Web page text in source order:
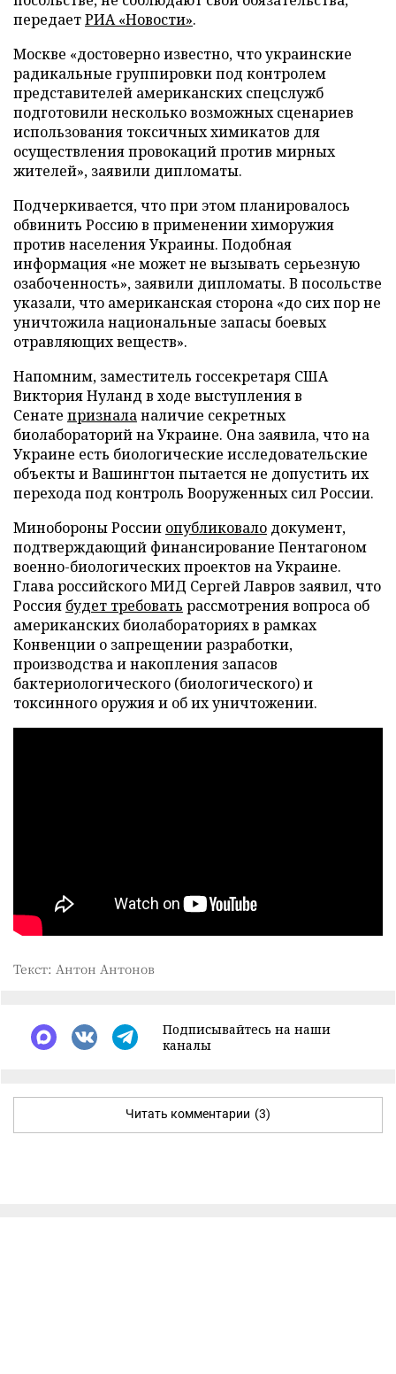
передаетРИА «Новости».
Москве «достоверно известно, что украинские
радикальные группировки под контролем
представителей американских спецслужб
подготовили несколько возможных сценариев
использования токсичных химикатов для
осуществления провокаций против мирных
жителей», заявили дипломаты.
Подчеркивается, что при этом планировалось
обвинить Россию в применении химоружия
против населения Украины. Подобная
информация «не может не вызывать серьезную
озабоченность», заявили дипломаты. В посольстве
указали, что американская сторона «до сих пор не
уничтожила национальные запасы боевых
отравляющих веществ».
Напомним, заместитель госсекретаря США
Виктория Нуланд в ходе выступления в
Сенате призналаналичие секретных
биолабораторий на Украине. Она заявила, что на
Украине есть биологические исследовательские
объекты и Вашингтон пытается не допустить их
перехода под контроль Вооруженных сил России.
Минобороны России опубликовало документ,
подтверждающий финансирование Пентагоном
военно-биологических проектов на Украине.
Глава российского МИД Сергей Лавров заявил, что
Россия будет требовать рассмотрения вопроса об
американских биолабораториях в рамках
Конвенции о запрещении разработки,
производства и накопления запасов
бактериологического (биологического) и
токсинного оружия и об их уничтожении.
Текст: Антон Антонов
Подписывайтесь на наши
каналы
Читать комментарии (3)